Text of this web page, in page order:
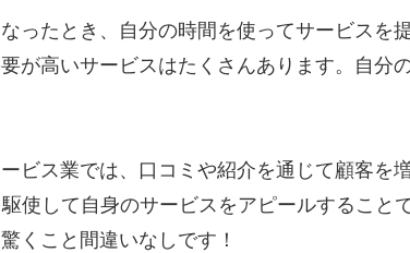
ったとき、自分の時間を使ってサービスを
が高いサービスはたくさんあります。自分
ビス業では、口コミや紹介を通じて顧客を
使して自身のサービスをアピールするこ
くこと間違いなしです！